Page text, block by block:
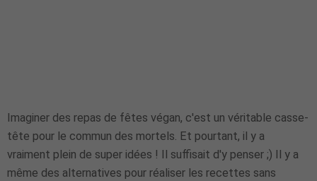
Imaginer des repas de fêtes végan, c'est un véritable casse-
tête pour le commun des mortels. Et pourtant, il y a
vraiment plein de super idées ! Il suffisait d'y penser ;) Il y a
même des alternatives pour réaliser les recettes sans